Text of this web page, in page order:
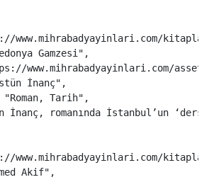
www.mihrabadyayinlari.com/kitaplar/
Gamzesi " ,
www.mihrabadyayinlari.com/
İnanç" ,
"Roman, Tarih" ,
İnanç, romanında İstanbul’un
www.mihrabadyayinlari.com/
Akif" ,